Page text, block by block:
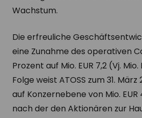
Wachstum.
Die erfreuliche
eine Zunahme des operativen
Prozent auf Mio. EUR 7,2 (Vj. Mio.
Folge weist ATOSS zum 31. März
auf Konzernebene von Mio. EUR
nach der den Aktionären zur